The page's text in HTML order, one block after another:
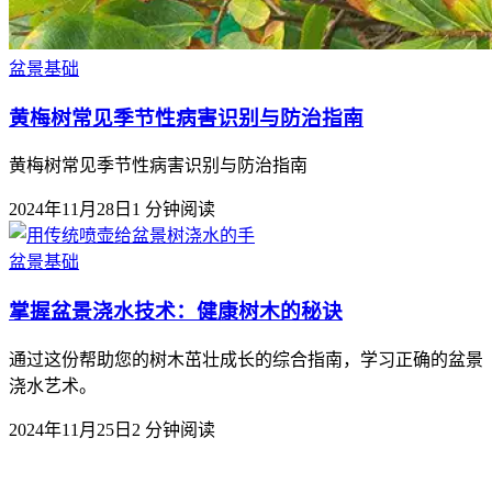
盆景基础
黄梅树常见季节性病害识别与防治指南
黄梅树常见季节性病害识别与防治指南
2024年11月28日 1 分钟阅读
盆景基础
掌握盆景浇水技术：健康树木的秘诀
通过这份帮助您的树木茁壮成长的综合指南，学习正确的盆景
浇水艺术。
2024年11月25日 2 分钟阅读